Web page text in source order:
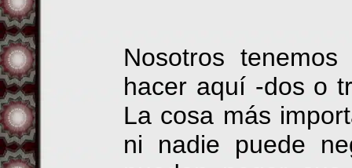
Nosotros
hacer aquí -dos o
La cosa más
ni nadie puede